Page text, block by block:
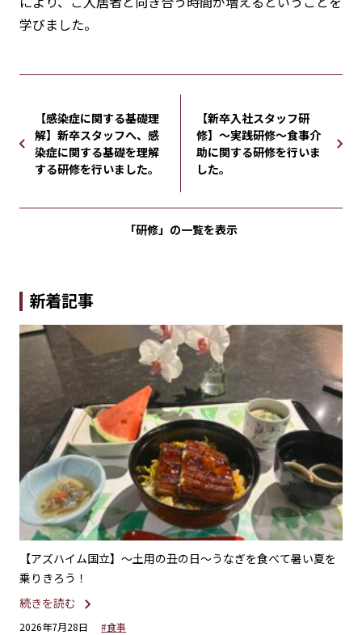
学びました。
【感染症に関する基礎理
解】新卒スタッフへ、感
染症に関する基礎を理解
する研修を行いました。
【新卒入社スタッフ研
修】～実践研修～食事介
助に関する研修を行いま
した。
「研修」の一覧を表示
新着記事
【アズハイム国立】〜土用の丑の日〜うなぎを食べて暑い夏を
乗りきろう！
続きを読む
2026年7月28日 #食事